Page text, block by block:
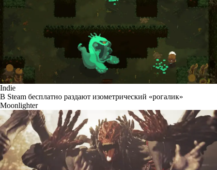
Indie
В Steam бесплатно раздают изометрический «рогалик»
Moonlighter